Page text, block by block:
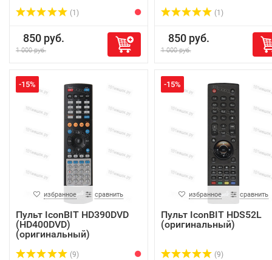
(1)
850 руб.
1 000 руб.
(1)
850 руб.
1 000 руб.
-15%
избранное сравнить
Пульт IconBIT HD390DVD
(HD400DVD)
(оригинальный)
(9)
-15%
избранное сравнить
Пульт IconBIT HDS52L
(оригинальный)
(9)